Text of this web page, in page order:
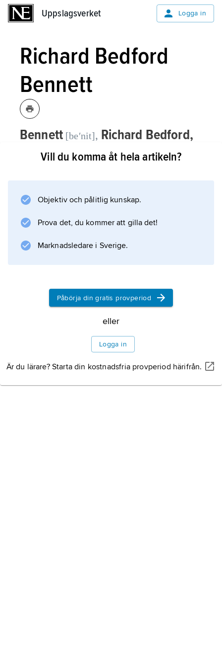
Uppslagsverket Logga in
Richard Bedford
Bennett
Bennett [beʹnit], Richard Bedford,
från 1941 Viscount Bennett of
Mickleham and of Calgary and
kanadensisk politiker, premiärminister
1930–35.
Bennett var ledare för det konservativa partiet
1927–38. Han blev justitieminister 1921.
Information om artikeln
Vill du komma åt hela artikeln?
Objektiv och pålitlig kunskap.
Prova det, du kommer att gilla det!
Marknadsledare i Sverige.
Påbörja din gratis provperiod
eller
Logga in
Är du lärare? Starta din kostnadsfria provperiod härifrån.